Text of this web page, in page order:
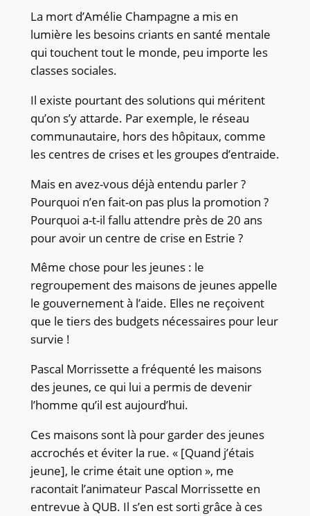
La mort d’Amélie Champagne a mis en
lumière les besoins criants en santé mentale
qui touchent tout le monde, peu importe les
classes sociales.
Il existe pourtant des solutions qui méritent
qu’on s’y attarde. Par exemple, le réseau
communautaire, hors des hôpitaux, comme
les centres de crises et les groupes d’entraide.
Mais en avez-vous déjà entendu parler ?
Pourquoi n’en fait-on pas plus la promotion ?
Pourquoi a-t-il fallu attendre près de 20 ans
pour avoir un centre de crise en Estrie ?
Même chose pour les jeunes : le
regroupement des maisons de jeunes appelle
le gouvernement à l’aide. Elles ne reçoivent
que le tiers des budgets nécessaires pour leur
survie !
Pascal Morrissette a fréquenté les maisons
des jeunes, ce qui lui a permis de devenir
l’homme qu’il est aujourd’hui.
Ces maisons sont là pour garder des jeunes
accrochés et éviter la rue. « [Quand j’étais
jeune], le crime était une option », me
racontait l’animateur Pascal Morrissette en
entrevue à QUB. Il s’en est sorti grâce à ces